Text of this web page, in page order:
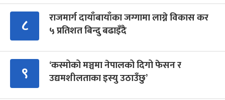
८
राजमार्ग दायाँबायाँका जग्गामा लाग्ने विकास कर
५ प्रतिशत बिन्दु बढाइँदै
९
‘कस्मोको मञ्चमा नेपालको दिगो फेसन र
उद्यमशीलताका इस्यु उठाउँछु’